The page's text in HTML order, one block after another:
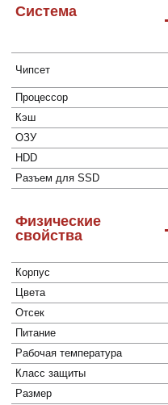
Система
Чипсет
Процессор
Кэш
ОЗУ
HDD
Разъем для SSD
Физические
свойства
Корпус
Цвета
Отсек
Питание
Рабочая температура
Класс защиты
Размер